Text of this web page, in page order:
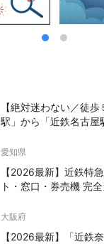
【絶対迷わない／徒
駅」から「近鉄名古屋
愛知県
【2026最新】近鉄特
ト・窓口・券売機 完
大阪府
【2026最新】「近鉄